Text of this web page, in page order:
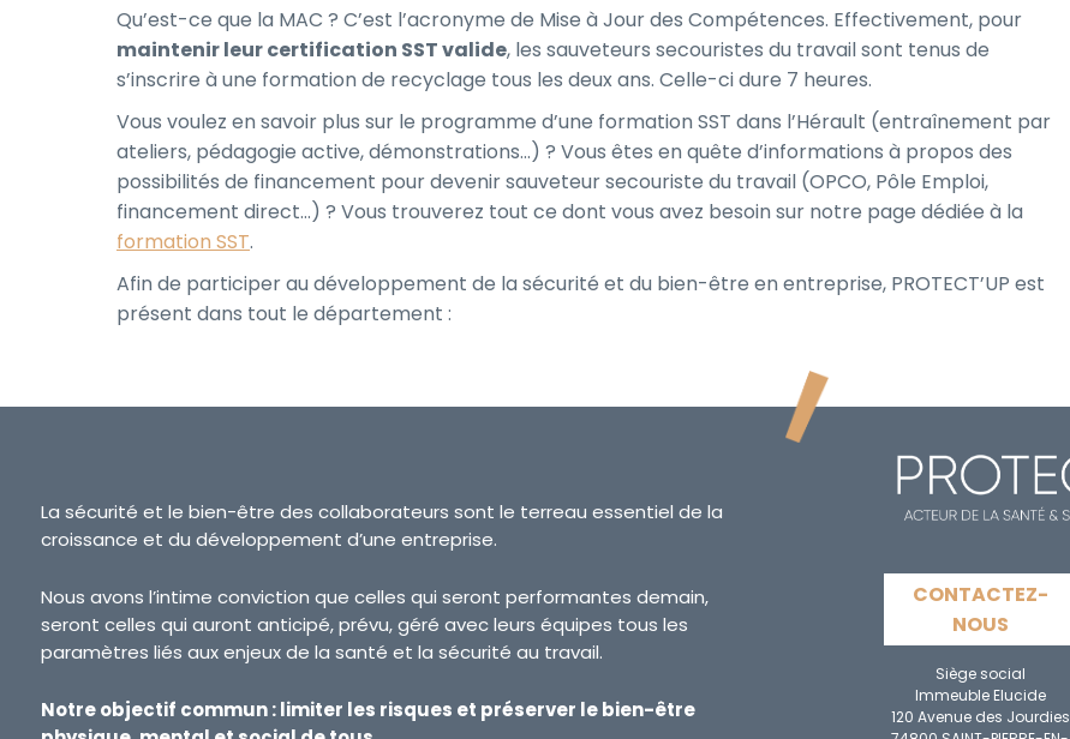
Qu’est-ce que la MAC ? C’est l’acronyme de Mise à Jour des Compétences. Effectivement, pour
maintenir leur certification SST valide, les sauveteurs secouristes du travail sont tenus de
s’inscrire à une formation de recyclage tous les deux ans. Celle-ci dure 7 heures.
Vous voulez en savoir plus sur le programme d’une formation SST dans l’Hérault (entraînement par
ateliers, pédagogie active, démonstrations…) ? Vous êtes en quête d’informations à propos des
possibilités de financement pour devenir sauveteur secouriste du travail (OPCO, Pôle Emploi,
financement direct…) ? Vous trouverez tout ce dont vous avez besoin sur notre page dédiée à la
formation SST.
Afin de participer au développement de la sécurité et du bien-être en entreprise, PROTECT’UP est
présent dans tout le département :
La sécurité et le bien-être des collaborateurs sont le terreau essentiel de la
croissance et du développement d’une entreprise.
Nous avons l’intime conviction que celles qui seront performantes demain,
seront celles qui auront anticipé, prévu, géré avec leurs équipes tous les
paramètres liés aux enjeux de la santé et la sécurité au travail.
Notre objectif commun : limiter les risques et préserver le bien-être
CONTACTEZ-
NOUS
Siège social
Immeuble Elucide
120 Avenue des Jourdies